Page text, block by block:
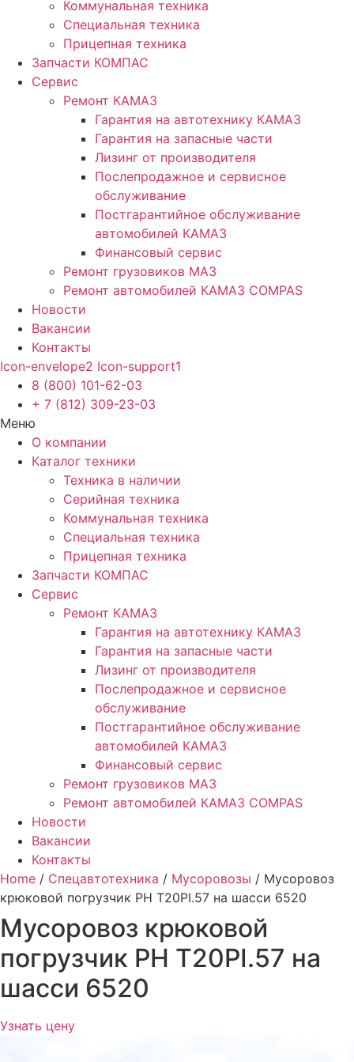
Коммунальная техника
Специальная техника
Прицепная техника
Запчасти КОМПАС
Сервис
Ремонт КАМАЗ
Гарантия на автотехнику КАМАЗ
Гарантия на запасные части
Лизинг от производителя
Послепродажное и сервисное
обслуживание
Постгарантийное обслуживание
автомобилей КАМАЗ
Финансовый сервис
Ремонт грузовиков МАЗ
Ремонт автомобилей КАМАЗ COMPAS
Новости
Вакансии
Контакты
Icon-envelope2 Icon-support1
8 (800) 101-62-03
+ 7 (812) 309-23-03
Меню
О компании
Каталог техники
Техника в наличии
Серийная техника
Коммунальная техника
Специальная техника
Прицепная техника
Запчасти КОМПАС
Сервис
Ремонт КАМАЗ
Гарантия на автотехнику КАМАЗ
Гарантия на запасные части
Лизинг от производителя
Послепродажное и сервисное
обслуживание
Постгарантийное обслуживание
автомобилей КАМАЗ
Финансовый сервис
Ремонт грузовиков МАЗ
Ремонт автомобилей КАМАЗ COMPAS
Новости
Вакансии
Контакты
Home / Спецавтотехника / Мусоровозы / Мусоровоз
крюковой погрузчик РН Т20PI.57 на шасси 6520
Мусоровоз крюковой
погрузчик РН Т20PI.57 на
шасси 6520
Узнать цену